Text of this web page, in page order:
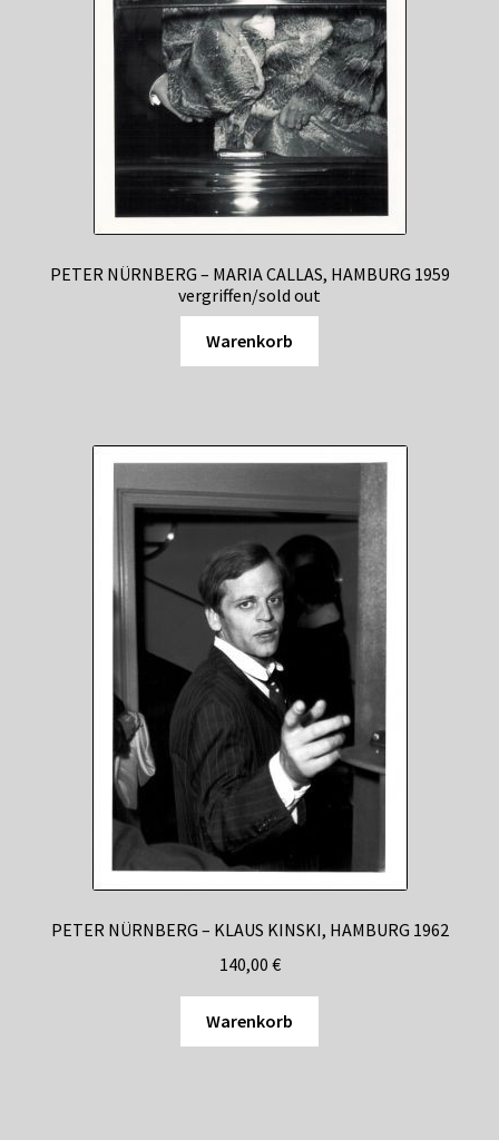
PETER NÜRNBERG – MARIA CALLAS, HAMBURG 1959
vergriffen/sold out
Warenkorb
PETER NÜRNBERG – KLAUS KINSKI, HAMBURG 1962
140,00 €
Warenkorb